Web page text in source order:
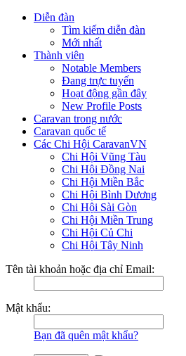
Diễn đàn
Tìm kiếm diễn đàn
Mới nhất
Thành viên
Notable Members
Đang trực tuyến
Hoạt động gần đây
New Profile Posts
Caravan trong nước
Caravan quốc tế
Các Chi Hội CaravanVN
Chi Hội Vũng Tàu
Chi Hội Đồng Nai
Chi Hội Miền Bắc
Chi Hội Bình Dương
Chi Hội Sài Gòn
Chi Hội Miền Trung
Chi Hội Củ Chi
Chi Hội Tây Ninh
Tên tài khoản hoặc địa chỉ Email:
Mật khẩu:
Bạn đã quên mật khẩu?